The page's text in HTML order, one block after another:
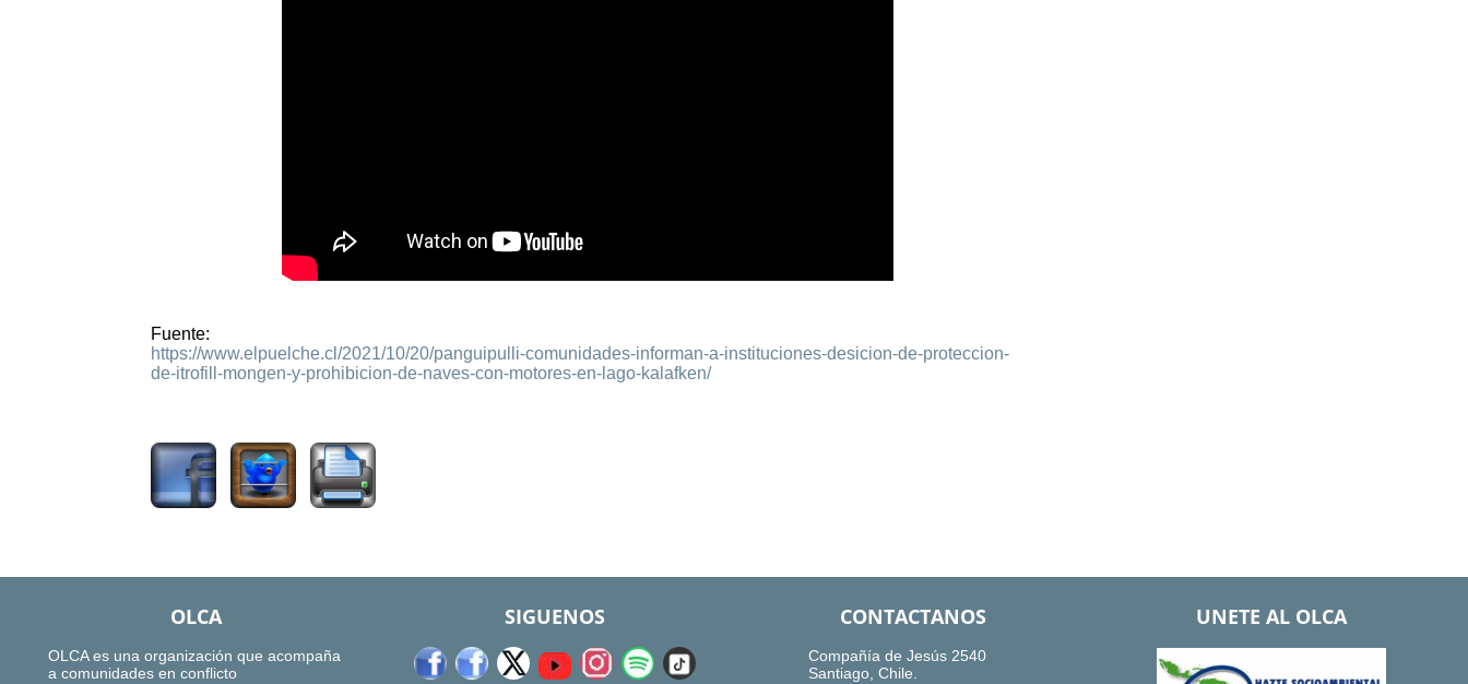
Fuente:
https://www.elpuelche.cl/2021/10/20/panguipulli-comunidades-informan-a-instituciones-desicion-de-proteccion-
de-itrofill-mongen-y-prohibicion-de-naves-con-motores-en-lago-kalafken/
OLCA
OLCA es una organización que acompaña
a comunidades en conflicto
SIGUENOS CONTACTANOS
Compañía de Jesús 2540
Santiago, Chile.
UNETE AL OLCA